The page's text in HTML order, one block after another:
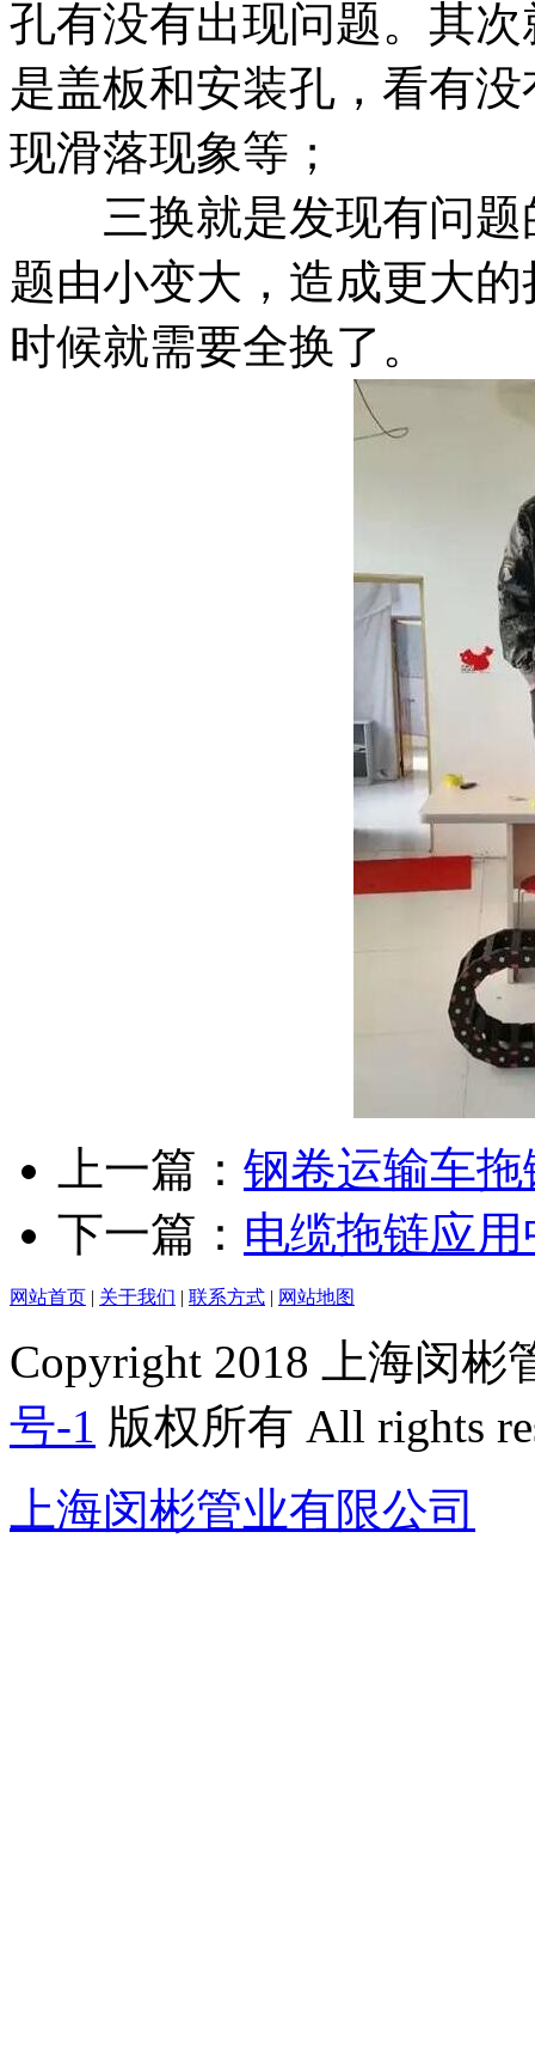
孔有没有出现问题。其
是盖板和安装孔，看有
现滑落现象等；
三换就是发现有问题
题由小变大，造成更大
时候就需要全换了。
上一篇： 钢卷运输车
下一篇： 电缆拖链应
网站首页 | 关于我们 | 联系方式 | 网站地图
Copyright 2018 上海闵
号-1 版权所有 All rights
上海闵彬管业有限公司